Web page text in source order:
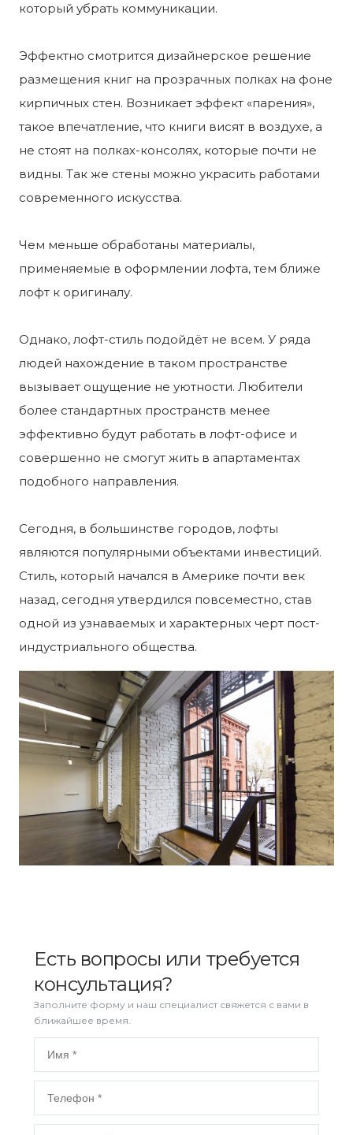
который убрать коммуникации.
Эффектно смотрится дизайнерское решение
размещения книг на прозрачных полках на фоне
кирпичных стен. Возникает эффект «парения»,
такое впечатление, что книги висят в воздухе, а
не стоят на полках-консолях, которые почти не
видны. Так же стены можно украсить работами
современного искусства.
Чем меньше обработаны материалы,
применяемые в оформлении лофта, тем ближе
лофт к оригиналу.
Однако, лофт-стиль подойдёт не всем. У ряда
людей нахождение в таком пространстве
вызывает ощущение не уютности. Любители
более стандартных пространств менее
эффективно будут работать в лофт-офисе и
совершенно не смогут жить в апартаментах
подобного направления.
Сегодня, в большинстве городов, лофты
являются популярными объектами инвестиций.
Стиль, который начался в Америке почти век
назад, сегодня утвердился повсеместно, став
одной из узнаваемых и характерных черт пост-
индустриального общества.
Есть вопросы или требуется
консультация?
Заполните форму и наш специалист свяжется с вами в
ближайшее время.